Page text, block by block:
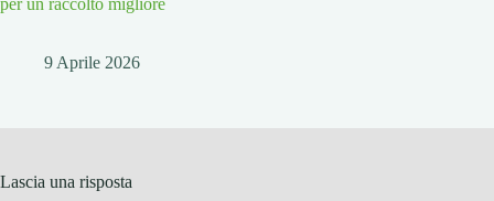
9 Aprile 2026
Lascia una risposta